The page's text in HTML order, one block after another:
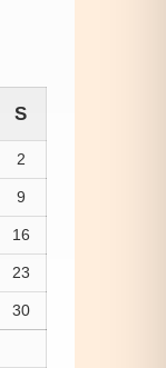
S
2
9
16
23
30